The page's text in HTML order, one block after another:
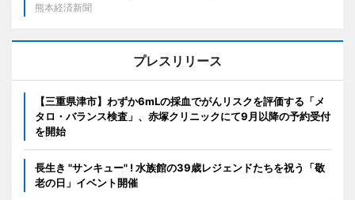
熊本経済新聞
プレスリリース
【三重県津市】わずか6mLの採血でがんリスクを評価する「メ
タロ・バランス検査」、赤塚クリニックにて9月以降の予約受付
を開始
長生き "サンキュー" ! 水族館の39歳レジェンドたちを祝う「敬
老の日」イベント開催